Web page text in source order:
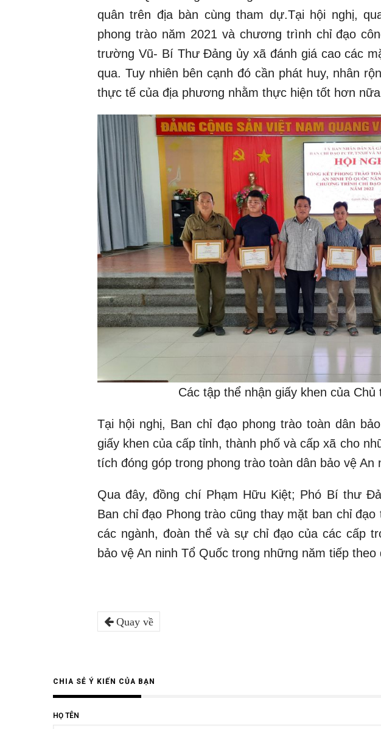
quân trên địa bàn cùng tham dự.Tại hội nghị,
phong trào năm 2021 và chương trình chỉ đạo
trường Vũ- Bí Thư Đảng ủy xã đánh giá cao các
qua. Tuy nhiên bên cạnh đó cần phát huy, nhân
thực tế của địa phương nhằm thực hiện tốt hơn
Các tập thể nhận giấy khen của Chủ
Tại hội nghị, Ban chỉ đạo phong trào toàn dân
giấy khen của cấp tỉnh, thành phố và cấp xã cho
tích đóng góp trong phong trào toàn dân bảo vệ An
Qua đây, đồng chí Phạm Hữu Kiệt; Phó Bí thư
Ban chỉ đạo Phong trào cũng thay mặt ban chỉ
các ngành, đoàn thể và sự chỉ đạo của các cấp
bảo vệ An ninh Tổ Quốc trong những năm tiếp theo
Quay về
CHIA SẺ Ý KIẾN CỦA BẠN
HỌ TÊN